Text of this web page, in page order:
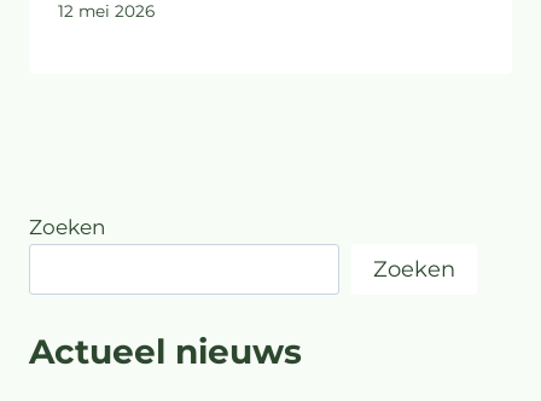
12 mei 2026
Zoeken
Zoeken
Actueel nieuws